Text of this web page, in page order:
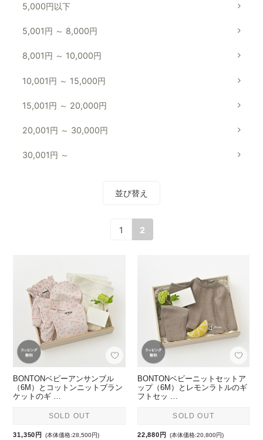
5,000円以下
5,001円 ～ 8,000円
8,001円 ～ 10,000円
10,001円 ～ 15,000円
15,001円 ～ 20,000円
20,001円 ～ 30,000円
30,001円 ～
並び替え
1 2
BONTONベビーアンサンブル
（6M）とコットンニットブラン
ケットのギ …
SOLD OUT
31,350円 (本体価格:28,500円)
BONTONベビーニットセットア
ップ（6M）とレモンラトルのギ
フトセッ …
SOLD OUT
22,880円 (本体価格:20,800円)